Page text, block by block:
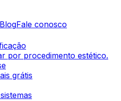
BlogFale conosco
por procedimento estético.
grátis